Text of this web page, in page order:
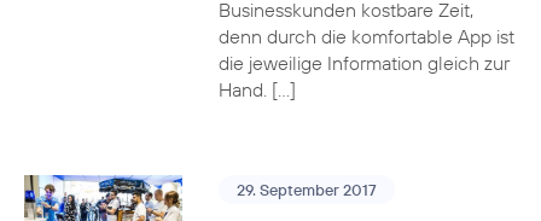
Businesskunden kostbare Zeit,
denn durch die komfortable App ist
die jeweilige Information gleich zur
Hand. […]
29. September 2017